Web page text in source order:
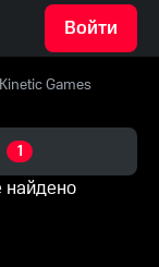
Войти
Kinetic Games
1
найдено